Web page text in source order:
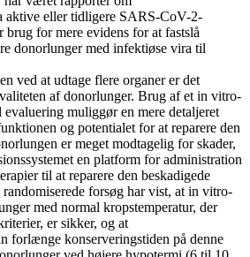
aktive eller tidligere SARS-CoV-2-
for mere evidens for at fastslå
donorlunger med infektiøse vira til
ved at udtage flere organer er det
af ​​donorlunger. Brug af et in vitro-
muliggør en mere detaljeret
og potentialet for at reparere den
er meget modtagelig for skader,
en platform for administration
til at reparere den beskadigede
forsøg har vist, at in vitro-
med normal kropstemperatur, der
er sikker, og at
forlænge konserveringstiden på denne